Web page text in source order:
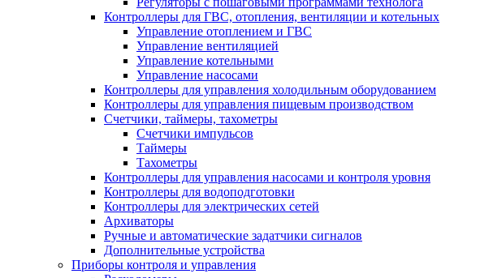
Контроллеры для ГВС, отопления, вентиляции и котельных
Управление отоплением и ГВС
Управление вентиляцией
Управление котельными
Управление насосами
Контроллеры для управления холодильным оборудованием
Контроллеры для управления пищевым производством
Счетчики, таймеры, тахометры
Счетчики импульсов
Таймеры
Тахометры
Контроллеры для управления насосами и контроля уровня
Контроллеры для водоподготовки
Контроллеры для электрических сетей
Архиваторы
Ручные и автоматические задатчики сигналов
Дополнительные устройства
Приборы контроля и управления